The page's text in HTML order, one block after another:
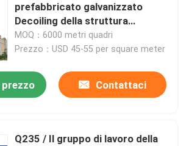
prefabbricato galvanizzato
Decoiling della struttura
d'acciaio
MOQ：6000 metri quadri
Prezzo：USD 45-55 per square meter
Contattaci
Q235 / Il gruppo di lavoro della